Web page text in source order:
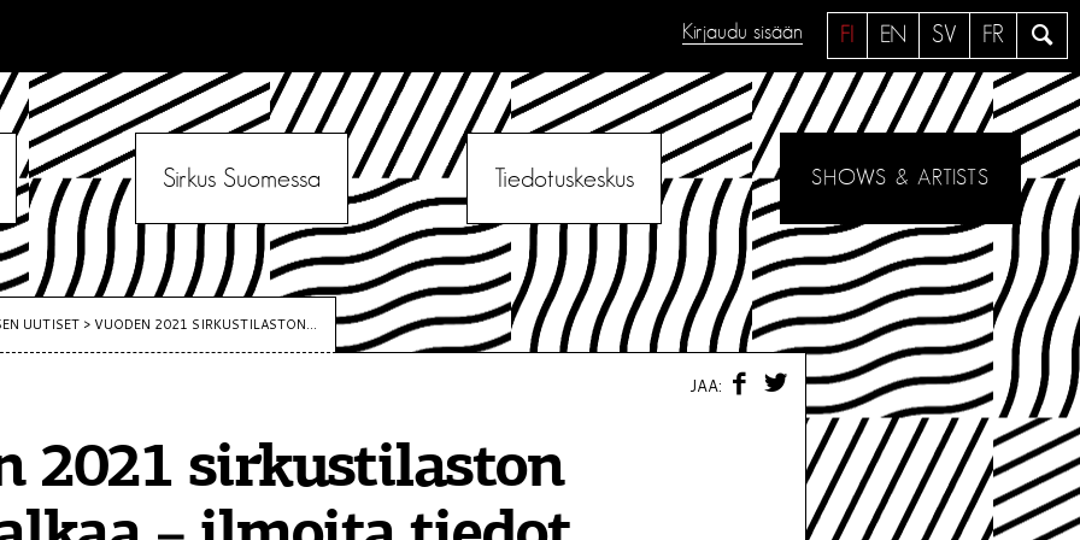
a
e
FI EN SV FR
Kirjaudu sisään
Sirkus Suomessa Tiedotuskeskus SHOWS & ARTISTS
UUTISET >VUODEN 2021 SIRKUSTILASTON...
2021 sirkustilaston
JAA:
F
W